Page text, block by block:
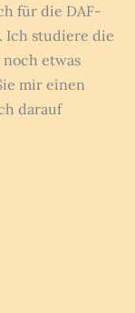
für die DAF-
Ich studiere die
etwas
mir einen
darauf